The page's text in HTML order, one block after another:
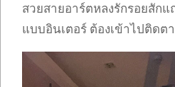
สวยสายอาร์ตหลงรักรอยสัก
แบบอินเตอร์ ต้องเข้าไปติดต